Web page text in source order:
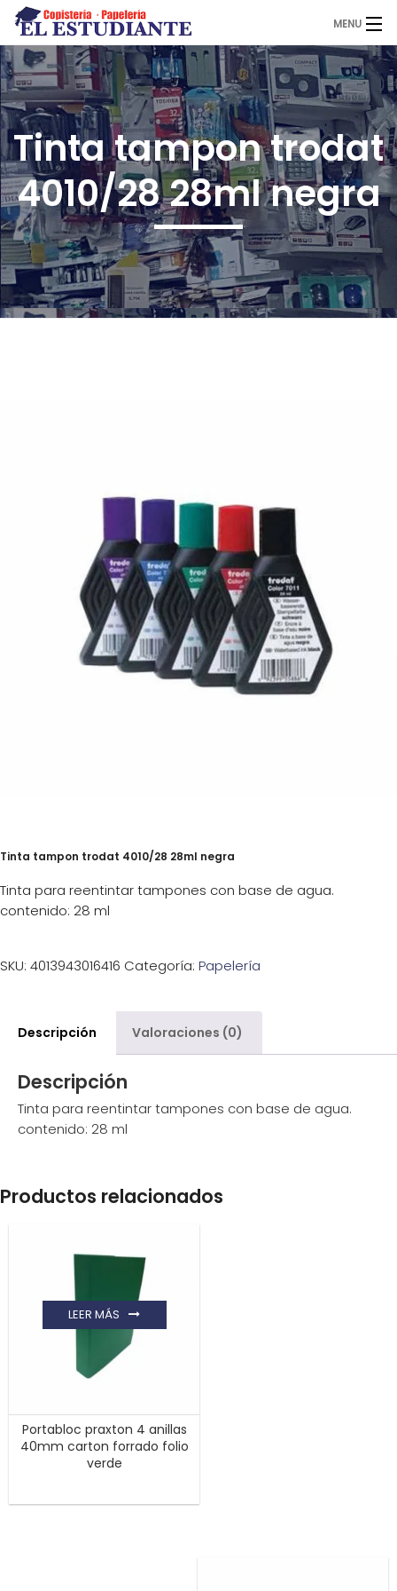
MENU
El Estudiante
Copistería
Papelería
Servicios
¡Imprimir!
Tinta tampon trodat
4010/28 28ml negra
Tinta tampon trodat 4010/28 28ml negra
Tinta para reentintar tampones con base de agua.
contenido: 28 ml
SKU: 4013943016416 Categoría: Papelería
Descripción Valoraciones (0)
Descripción
Tinta para reentintar tampones con base de agua.
contenido: 28 ml
Productos relacionados
Portabloc praxton 4 anillas
40mm carton forrado folio
verde
LEER MÁS